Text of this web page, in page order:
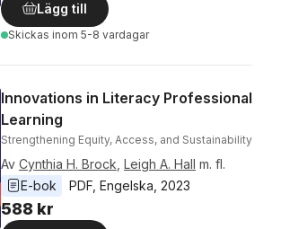
Lägg till
Skickas inom 5-8 vardagar
Innovations in Literacy Professional
Learning
Strengthening Equity, Access, and Sustainability
Av Cynthia H. Brock Leigh A. Hall m. fl.
E-bok
PDF Engelska 2023
588 kr